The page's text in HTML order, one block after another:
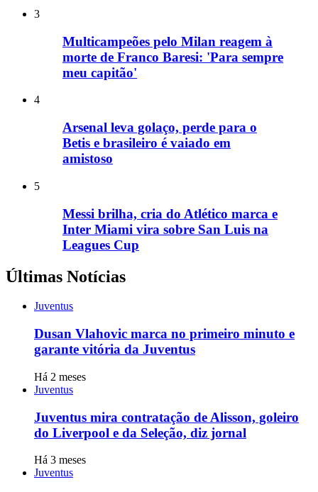
3
Multicampeões pelo Milan reagem à
morte de Franco Baresi: 'Para sempre
meu capitão'
4
Arsenal leva golaço, perde para o
Betis e brasileiro é vaiado em
amistoso
5
Messi brilha, cria do Atlético marca e
Inter Miami vira sobre San Luis na
Leagues Cup
Últimas Notícias
Juventus
Dusan Vlahovic marca no primeiro minuto e
garante vitória da Juventus
Há 2 meses
Juventus
Juventus mira contratação de Alisson, goleiro
do Liverpool e da Seleção, diz jornal
Há 3 meses
Juventus